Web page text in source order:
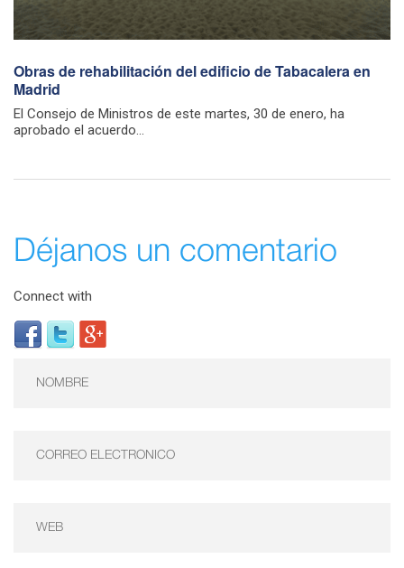
Obras de rehabilitación del edificio de Tabacalera en
Madrid
El Consejo de Ministros de este martes, 30 de enero, ha
aprobado el acuerdo...
Déjanos un comentario
Connect with